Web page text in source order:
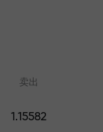
易—
卖出
1.15582